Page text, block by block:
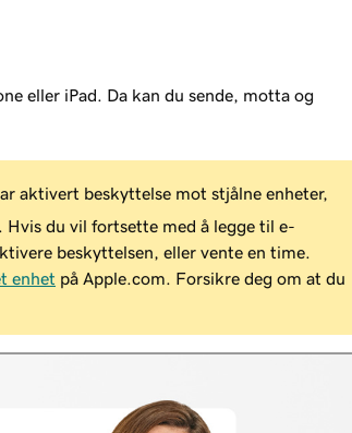
eller iPad. Da kan du sende, motta og
aktivert beskyttelse mot stjålne enheter,
Hvis du vil fortsette med å legge til e-
beskyttelsen, eller vente en time.
enhet på Apple.com. Forsikre deg om at du